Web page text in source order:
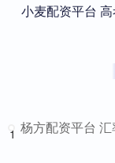
小麦配资平台
1 杨方配资平台